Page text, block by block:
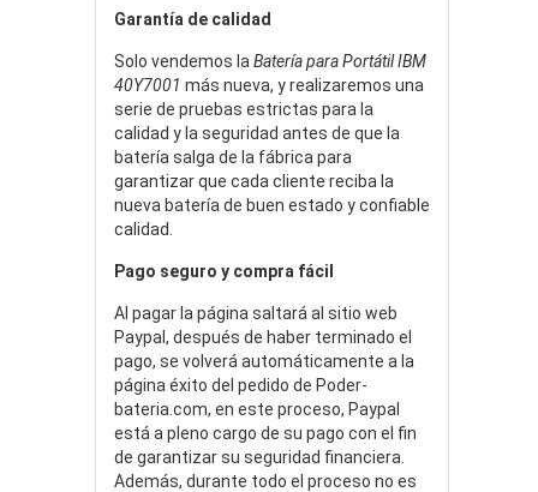
Garantía de calidad
Solo vendemos la Batería para Portátil IBM
40Y7001 más nueva, y realizaremos una
serie de pruebas estrictas para la
calidad y la seguridad antes de que la
batería salga de la fábrica para
garantizar que cada cliente reciba la
nueva batería de buen estado y confiable
calidad.
Pago seguro y compra fácil
Al pagar la página saltará al sitio web
Paypal, después de haber terminado el
pago, se volverá automáticamente a la
página éxito del pedido de Poder-
bateria.com, en este proceso, Paypal
está a pleno cargo de su pago con el fin
de garantizar su seguridad financiera.
Además, durante todo el proceso no es